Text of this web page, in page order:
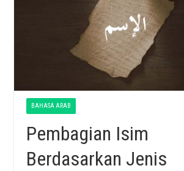
BAHASA ARAB
Pembagian Isim
Berdasarkan Jenis